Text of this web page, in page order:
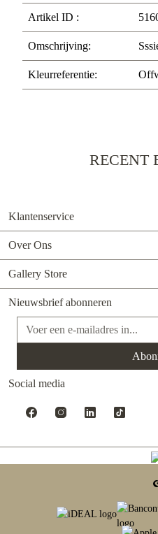
Artikel ID :
Omschrijving:
Kleurreferentie:
RECENT
Klantenservice
Over Ons
Gallery Store
Nieuwsbrief abonneren
E-mailadres*
Social media